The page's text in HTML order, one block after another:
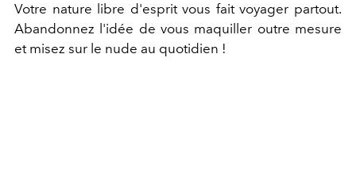
Votre nature libre d'esprit vous fait voyager partout.
Abandonnez l'idée de vous maquiller outre mesure
et misez sur le nude au quotidien !